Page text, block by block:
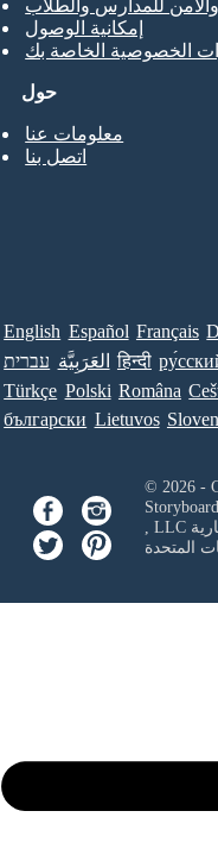
حول
معلومات عنا
اتصل بنا
للمدارس والطلاب
إمكانية الوصول
الخصوصية الخاصة بك
English Español Français
עברית العَرَبِيَّة हिन्दी
Türkçe Polski Româna
български Lietuvos
, LLCفي مكتب براءات الاختراع والعلامات التجارية
المتحدة